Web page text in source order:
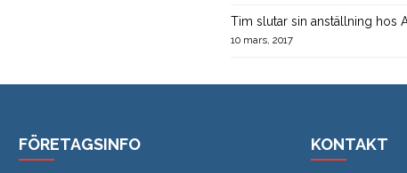
Tim slutar sin anställning hos
10 mars, 2017
FÖRETAGSINFO KONTAKT